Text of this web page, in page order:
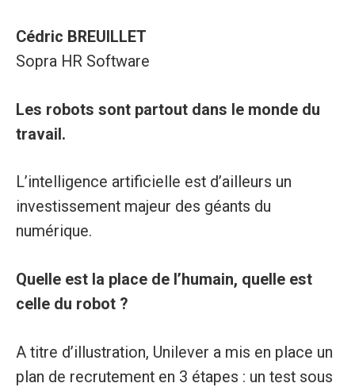
Cédric BREUILLET
Sopra HR Software
Les robots sont partout dans le monde du
travail.
L’intelligence artificielle est d’ailleurs un
investissement majeur des géants du
numérique.
Quelle est la place de l’humain, quelle est
celle du robot ?
A titre d’illustration, Unilever a mis en place un
plan de recrutement en 3 étapes : un test sous